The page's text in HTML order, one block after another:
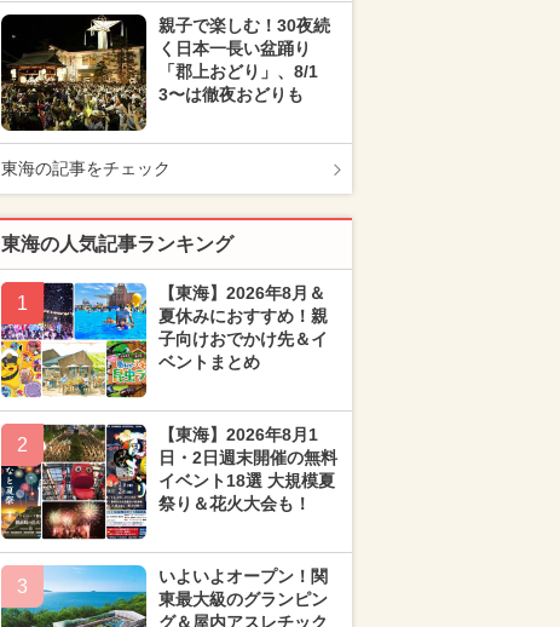
親子で楽しむ！30夜続
く日本一長い盆踊り
「郡上おどり」、8/1
3〜は徹夜おどりも
東海の記事をチェック
東海の人気記事ランキング
1
【東海】2026年8月＆
夏休みにおすすめ！親
子向けおでかけ先＆イ
ベントまとめ
2
【東海】2026年8月1
日・2日週末開催の無料
イベント18選 大規模夏
祭り＆花火大会も！
3
いよいよオープン！関
東最大級のグランピン
グ＆屋内アスレチック